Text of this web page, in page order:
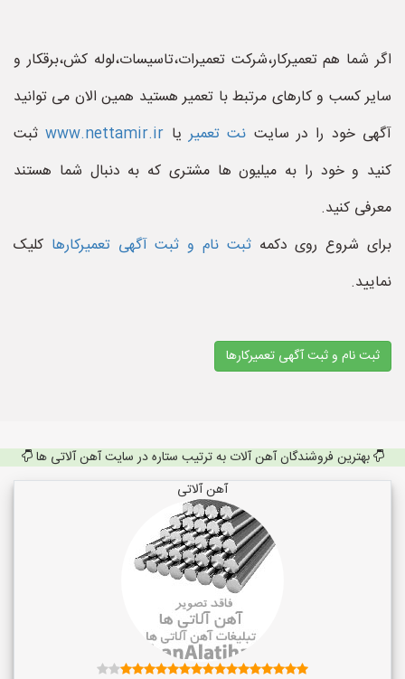
اگر شما هم تعمیرکار،شرکت تعمیرات،تاسیسات،لوله کش،برقکار و
سایر کسب و کارهای مرتبط با تعمیر هستید همین الان می توانید
آگهی خود را در سایت نت تعمیریا www.nettamir.irثبت
کنید و خود را به میلیون ها مشتری که به دنبال شما هستند
معرفی کنید.
برای شروع روی دکمهثبت نام و ثبت آگهی تعمیرکارها کلیک
نمایید.
ثبت نام و ثبت آگهی تعمیرکارها
بهترین فروشندگان آهن آلات به ترتیب ستاره در سایت آهن آلاتی ها
آهن آلاتی